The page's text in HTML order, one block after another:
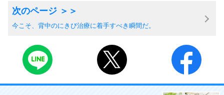
今こそ、背中のにきび治療に着手すべき瞬間だ。